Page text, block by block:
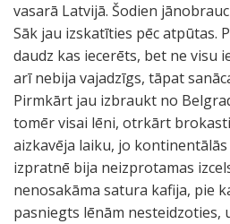
vasarā Latvijā. Šodien
Sāk jau izskatīties pēc atpūtas.
daudz kas iecerēts, bet ne visu
arī nebija vajadzīgs, tāpat
Pirmkārt jau izbraukt no
tomēr visai lēni, otrkārt
aizkavēja laiku, jo
izpratnē bija neizprotamas
nenosakāma satura kafija, pie
pasniegts lēnām nesteidzoties,